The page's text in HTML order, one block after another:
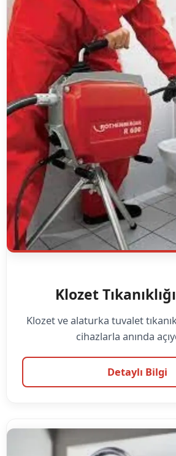
Klozet
Klozet ve alaturka tuvalet
cihazlarla anında
Detaylı Bilgi